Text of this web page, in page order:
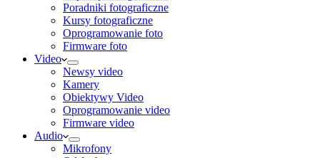
Poradniki fotograficzne
Kursy fotograficzne
Oprogramowanie foto
Firmware foto
Video
Newsy video
Kamery
Obiektywy Video
Oprogramowanie video
Firmware video
Audio
Mikrofony